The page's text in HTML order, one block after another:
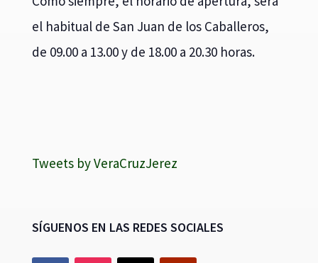
el habitual de San Juan de los Caballeros,
de 09.00 a 13.00 y de 18.00 a 20.30 horas.
Tweets by VeraCruzJerez
SÍGUENOS EN LAS REDES SOCIALES